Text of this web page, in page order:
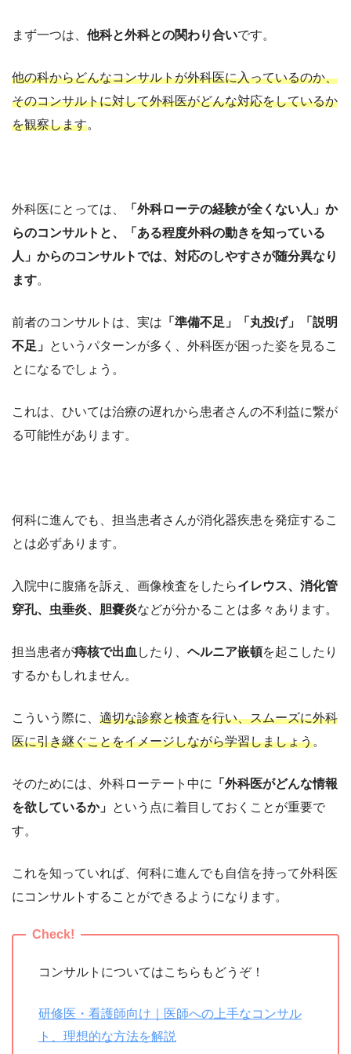
まず一つは、 他科と外科との関わり合いです。
他の科からどんなコンサルトが外科医に入っているのか、
そのコンサルトに対して外科医がどんな対応をしているか
を観察します。
外科医にとっては、
「外科ローテの経験が全くない人」か
らのコンサルトと、「ある程度外科の動きを知っている
人」からのコンサルトでは、対応のしやすさが随分異なり
ます。
前者のコンサルトは、実は 「準備不足」「丸投げ」「説明
不足」 というパターンが多く、外科医が困った姿を見るこ
とになるでしょう。
これは、ひいては治療の遅れから患者さんの不利益に繋が
る可能性があります。
何科に進んでも、担当患者さんが消化器疾患を発症するこ
とは必ずあります。
入院中に腹痛を訴え、画像検査をしたらイレウス、消化管
穿孔、虫垂炎、胆嚢炎などが分かることは多々あります。
担当患者が痔核で出血 したり、 ヘルニア嵌頓を起こしたり
するかもしれません。
こういう際に、 適切な診察と検査を行い、スムーズに外科
医に引き継ぐことをイメージしながら学習しましょう。
そのためには、外科ローテート中に
「外科医がどんな情報
を欲しているか」 という点に着目しておくことが重要で
す。
これを知っていれば、何科に進んでも自信を持って外科医
にコンサルトすることができるようになります。
コンサルトについてはこちらもどうぞ！
研修医・看護師向け｜医師への上手なコンサル
ト、理想的な方法を解説